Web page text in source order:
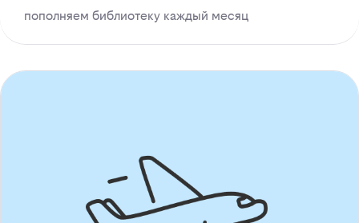
пополняем библиотеку каждый месяц